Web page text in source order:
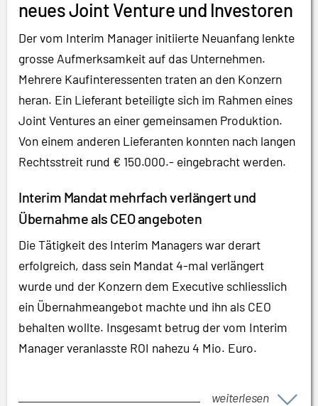
neues Joint Venture und Investoren
Der vom Interim Manager initiierte Neuanfang lenkte
grosse Aufmerksamkeit auf das Unternehmen.
Mehrere Kaufinteressenten traten an den Konzern
heran. Ein Lieferant beteiligte sich im Rahmen eines
Joint Ventures an einer gemeinsamen Produktion.
Von einem anderen Lieferanten konnten nach langen
Rechtsstreit rund € 150.000.- eingebracht werden.
Interim Mandat mehrfach verlängert und
Übernahme als CEO angeboten
Die Tätigkeit des Interim Managers war derart
erfolgreich, dass sein Mandat 4-mal verlängert
wurde und der Konzern dem Executive schliesslich
ein Übernahmeangebot machte und ihn als CEO
behalten wollte. Insgesamt betrug der vom Interim
Manager veranlasste ROI nahezu 4 Mio. Euro.
weiterlesen